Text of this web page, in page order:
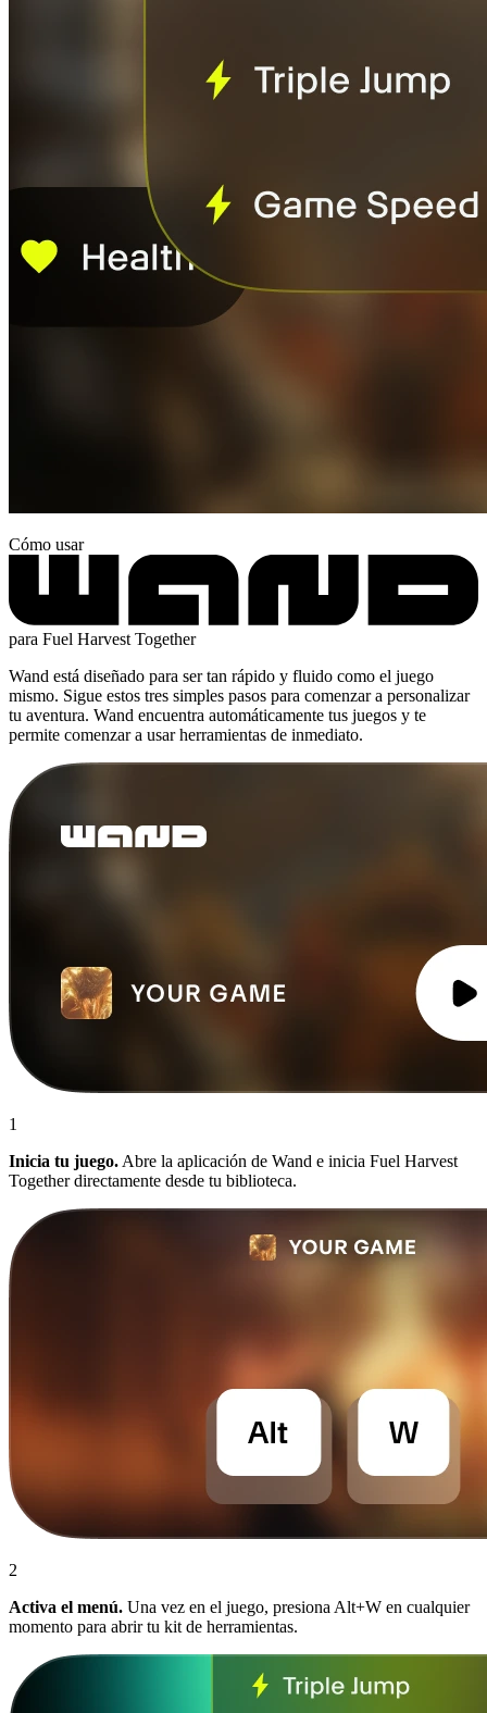
Cómo usar
para Fuel Harvest Together
Wand está diseñado para ser tan rápido y fluido como el juego
mismo. Sigue estos tres simples pasos para comenzar a personalizar
tu aventura. Wand encuentra automáticamente tus juegos y te
permite comenzar a usar herramientas de inmediato.
1
Inicia tu juego. Abre la aplicación de Wand e inicia Fuel Harvest
Together directamente desde tu biblioteca.
2
Activa el menú. Una vez en el juego, presiona Alt+W en cualquier
momento para abrir tu kit de herramientas.